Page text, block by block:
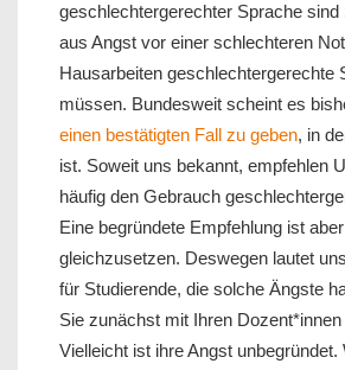
geschlechtergerechter Sprache sind
aus Angst vor einer schlechteren
Hausarbeiten geschlechtergerechte
müssen. Bundesweit scheint es
einen bestätigten Fall zu geben, in
ist. Soweit uns bekannt, empfehlen
häufig den Gebrauch
Eine begründete Empfehlung ist
gleichzusetzen. Deswegen lautet
für Studierende, die solche Ängste
Sie zunächst mit Ihren Dozent*innen
Vielleicht ist ihre Angst unbegründet.